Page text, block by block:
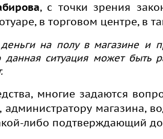
, с точки зрения
в торговом центре, в
на полу в магазине и
данная ситуация может быть
многие задаются
магазина,
либо подтверждающий